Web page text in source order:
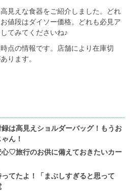
見えな食器をご紹介しました。どれ
値段はダイソー価格。どれも必見ア
てみてくださいね♪
点の情報です。店舗により在庫切
ります。
は高見えショルダーバッグ！もうお
ん！
♡旅行のお供に備えておきたいカー
てたよ！「まぶしすぎると思って